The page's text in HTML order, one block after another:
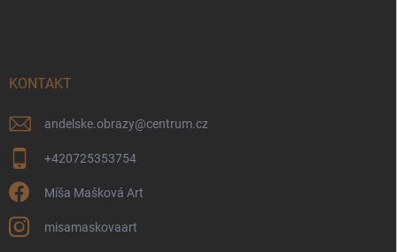
KONTAKT
andelske.obrazy@centrum.cz
+420725353754
Míša Mašková Art
misamaskovaart